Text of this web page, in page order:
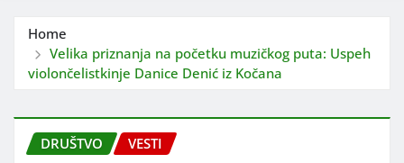
Home
Velika priznanja na početku muzičkog puta: Uspeh
violončelistkinje Danice Denić iz Kočana
DRUŠTVO VESTI